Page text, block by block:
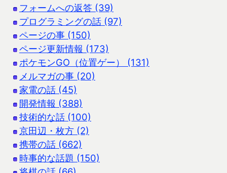
フォームへの返答 (39)
プログラミングの話 (97)
ページの事 (150)
ページ更新情報 (173)
ポケモンGO（位置ゲー） (131)
メルマガの事 (20)
家電の話 (45)
開発情報 (388)
技術的な話 (100)
京田辺・枚方 (2)
携帯の話 (662)
時事的な話題 (150)